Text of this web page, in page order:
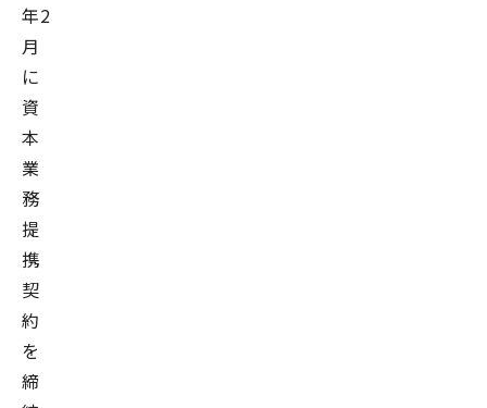
年2
月
に
資
本
業
務
提
携
契
約
を
締